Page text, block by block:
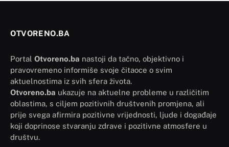
OTVORENO.BA
Portal Otvoreno.ba nastoji da tačno, objektivno i
pravovremeno informiše svoje čitaoce o svim
aktuelnostima iz svih sfera života.
Otvoreno.ba ukazuje na aktuelne probleme u različitim
oblastima, s ciljem pozitivnih društvenih promjena, ali
prije svega afirmira pozitivne vrijednosti, ljude i događaje
koji doprinose stvaranju zdrave i pozitivne atmosfere u
društvu.